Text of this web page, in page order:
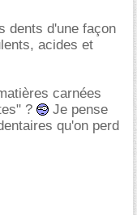
dents d'une façon
acides et
carnées
?
Je pense
qu'on perd